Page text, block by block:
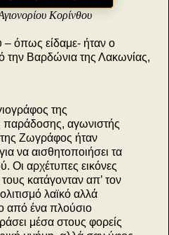
Κορίνθου
– όπως είδαμε- ήταν ο
Βαρδώνια της Λακωνίας,
της
παράδοσης, αγωνιστής
Ζωγράφος ήταν
να αισθητοποιήσει τα
Οι αρχέτυπες εικόνες
κατάγονταν απ’ τον
λαϊκό αλλά
από ένα πλούσιο
μέσα στους φορείς